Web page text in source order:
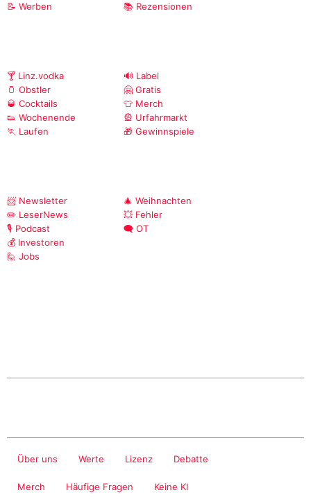
📝 Werben
📚 Rezensionen
🍸 Linz.vodka
🫙 Obstler
🥃 Cocktails
👟 Wochenende
🏃 Laufen
🔊 Label
🤗 Gratis
👕 Merch
🎡 Urfahrmarkt
🎁 Gewinnspiele
📨 Newsletter
✏️ LeserNews
🎙️ Podcast
💰 Investoren
🙋 Jobs
🎄 Weihnachten
💥 Fehler
🗨️ OT
Über uns Werte Lizenz Debatte
Merch Häufige Fragen Keine KI